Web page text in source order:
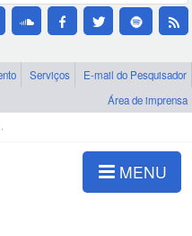
Serviços
E-mail do Pesquisador
Área de imprensa
MENU